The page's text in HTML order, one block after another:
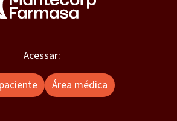
Acessar:
Área médica